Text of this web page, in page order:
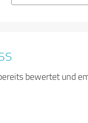
bewertet und